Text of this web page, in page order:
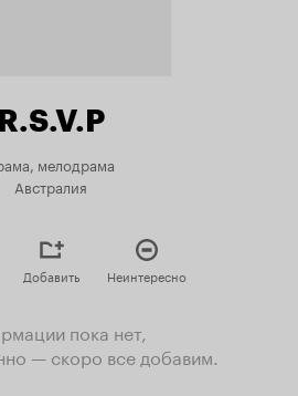
R.S.V.P
мелодрама
Австралия
Добавить Неинтересно
пока нет,
— скоро все добавим.